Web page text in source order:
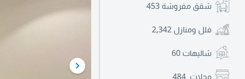
شقق مفروشة 453
فلل ومنازل 2,342
شاليهات 60
محلات 484